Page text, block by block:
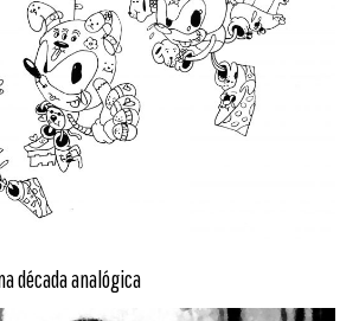
década analógica